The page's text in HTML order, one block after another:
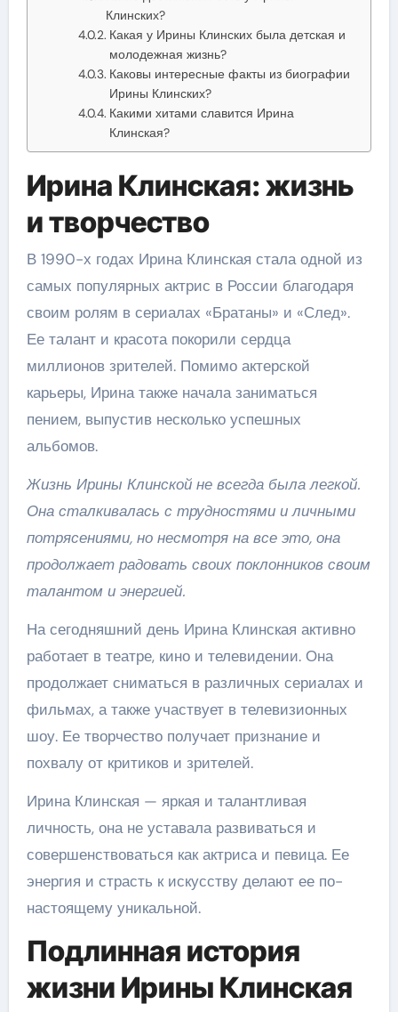
Клинских?
Какая у Ирины Клинских была детская и
молодежная жизнь?
Каковы интересные факты из биографии
Ирины Клинских?
Какими хитами славится Ирина
Клинская?
Ирина Клинская: жизнь
и творчество
В 1990-х годах Ирина Клинская стала одной из
самых популярных актрис в России благодаря
своим ролям в сериалах «Братаны» и «След».
Ее талант и красота покорили сердца
миллионов зрителей. Помимо актерской
карьеры, Ирина также начала заниматься
пением, выпустив несколько успешных
альбомов.
Жизнь Ирины Клинской не всегда была легкой.
Она сталкивалась с трудностями и личными
потрясениями, но несмотря на все это, она
продолжает радовать своих поклонников своим
талантом и энергией.
На сегодняшний день Ирина Клинская активно
работает в театре, кино и телевидении. Она
продолжает сниматься в различных сериалах и
фильмах, а также участвует в телевизионных
шоу. Ее творчество получает признание и
похвалу от критиков и зрителей.
Ирина Клинская — яркая и талантливая
личность, она не уставала развиваться и
совершенствоваться как актриса и певица. Ее
энергия и страсть к искусству делают ее по-
настоящему уникальной.
Подлинная история
жизни Ирины Клинская